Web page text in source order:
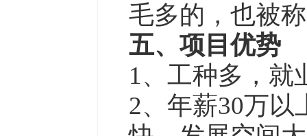
毛多的，也被
五、项目优势
1、工种多，就
2、年薪30万以